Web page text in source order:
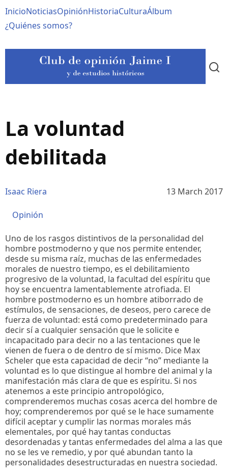
al
contenido
Navegación
principal
InicioNoticiasOpiniónHistoriaCulturaÁlbum
¿Quiénes somos?
La voluntad
debilitada
Isaac Riera 13 March 2017
Opinión
Uno de los rasgos distintivos de la personalidad del
hombre postmoderno y que nos permite entender,
desde su misma raíz, muchas de las enfermedades
morales de nuestro tiempo, es el debilitamiento
progresivo de la voluntad, la facultad del espíritu que
hoy se encuentra lamentablemente atrofiada. El
hombre postmoderno es un hombre atiborrado de
estímulos, de sensaciones, de deseos, pero carece de
fuerza de voluntad: está como predeterminado para
decir sí a cualquier sensación que le solicite e
incapacitado para decir no a las tentaciones que le
vienen de fuera o de dentro de sí mismo. Dice Max
Scheler que esta capacidad de decir “no” mediante la
voluntad es lo que distingue al hombre del animal y la
manifestación más clara de que es espíritu. Si nos
atenemos a este principio antropológico,
comprenderemos muchas cosas acerca del hombre de
hoy; comprenderemos por qué se le hace sumamente
difícil aceptar y cumplir las normas morales más
elementales, por qué hay tantas conductas
desordenadas y tantas enfermedades del alma a las que
no se les ve remedio, y por qué abundan tanto la
personalidades desestructuradas en nuestra sociedad.